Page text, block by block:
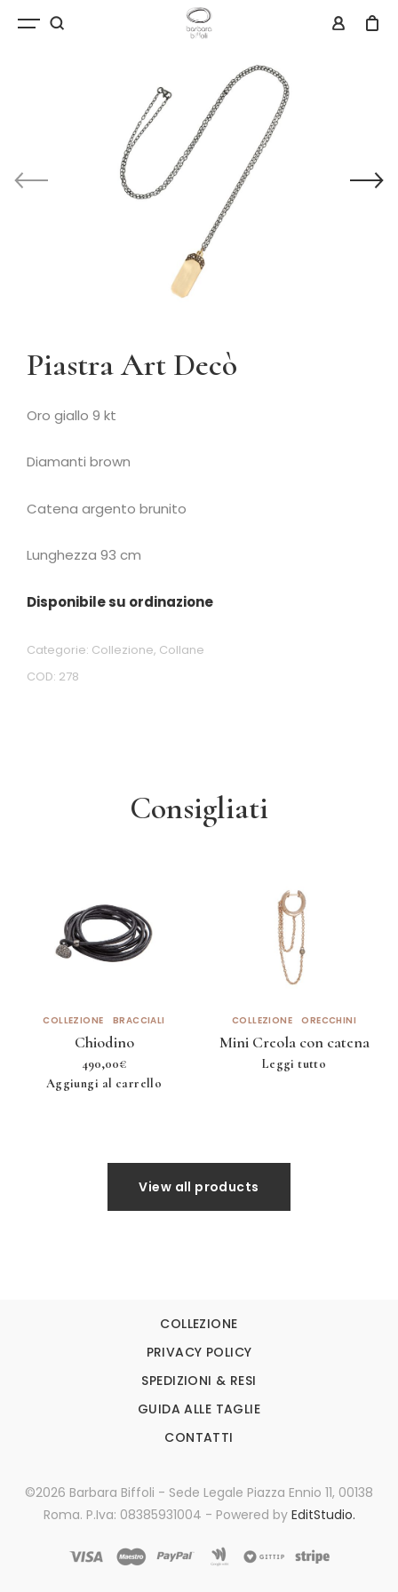
Piastra Art Decò
Oro giallo 9 kt
Diamanti brown
Catena argento brunito
Lunghezza 93 cm
Disponibile su ordinazione
COD: 278
Categorie: Collezione, Collane
Consigliati
COLLEZIONE BRACCIALI
Chiodino
490,00€
Aggiungi al carrello
COLLEZIONE ORECCHINI
Mini Creola con catena
Leggi tutto
View all products
COLLEZIONE
PRIVACY POLICY
SPEDIZIONI & RESI
GUIDA ALLE TAGLIE
CONTATTI
©2026 Barbara Biffoli - Sede Legale Piazza Ennio 11, 00138
Roma. P.Iva: 08385931004 - Powered by EditStudio.